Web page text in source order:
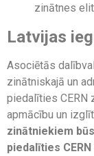
zinātnes
Latvijas
Asociētās
zinātniskajā un
piedalīties CERN
apmācību un
zinātniekiem
piedalīties